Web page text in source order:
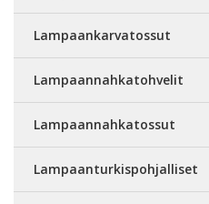
Lampaankarvatossut
Lampaannahkatohvelit
Lampaannahkatossut
Lampaanturkispohjalliset